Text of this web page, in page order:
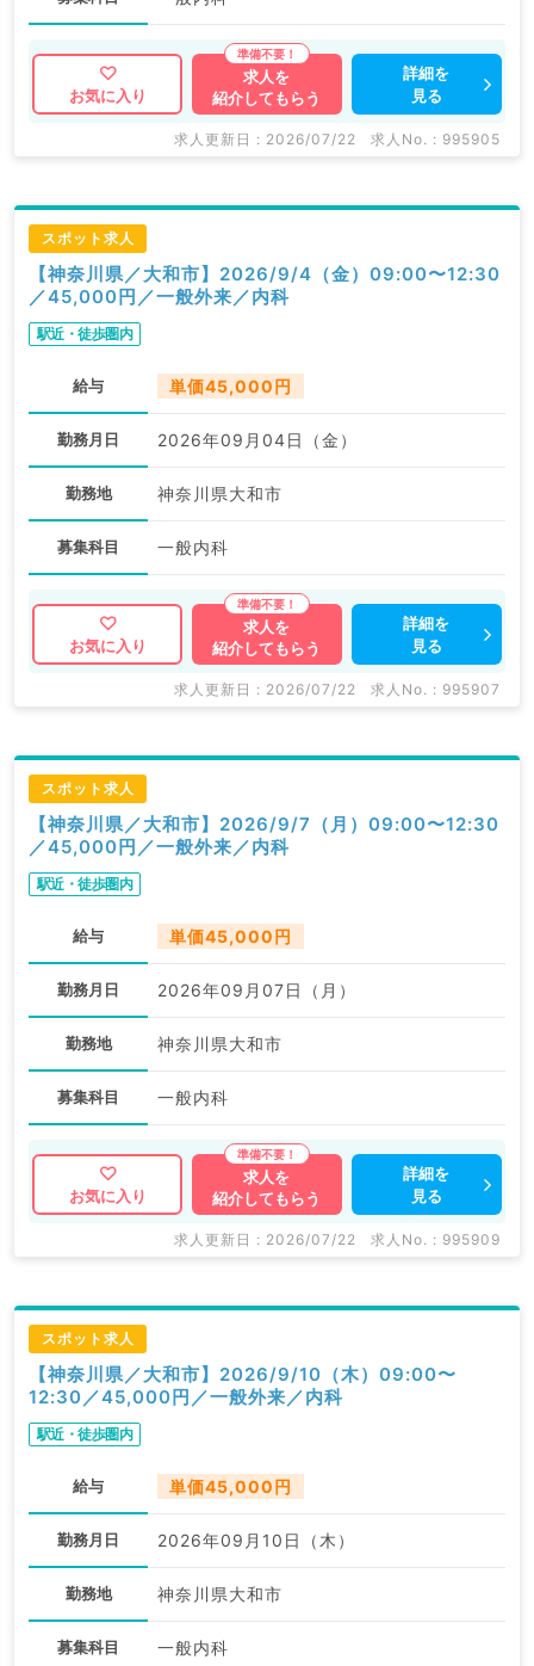
お気に入り
求人を
紹介してもらう
詳細を
見る
求人更新日 : 2026/07/22 求人No. : 995905
スポット求人
【神奈川県／大和市】2026/9/4（金）09:00〜12:30
／45,000円／一般外来／内科
駅近・徒歩圏内
給与 単価45,000円
勤務月日 2026年09月04日（金）
勤務地 神奈川県大和市
募集科目 一般内科
お気に入り
求人を
紹介してもらう
詳細を
見る
求人更新日 : 2026/07/22 求人No. : 995907
スポット求人
【神奈川県／大和市】2026/9/7（月）09:00〜12:30
／45,000円／一般外来／内科
駅近・徒歩圏内
給与 単価45,000円
勤務月日 2026年09月07日（月）
勤務地 神奈川県大和市
募集科目 一般内科
お気に入り
求人を
紹介してもらう
詳細を
見る
求人更新日 : 2026/07/22 求人No. : 995909
スポット求人
【神奈川県／大和市】2026/9/10（木）09:00〜
12:30／45,000円／一般外来／内科
駅近・徒歩圏内
給与 単価45,000円
勤務月日 2026年09月10日（木）
勤務地 神奈川県大和市
募集科目 一般内科